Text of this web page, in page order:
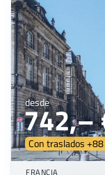
desde
742,–
Con traslados
FRANCIA